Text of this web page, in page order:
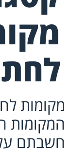
מקומות
המקומות
חשבתם